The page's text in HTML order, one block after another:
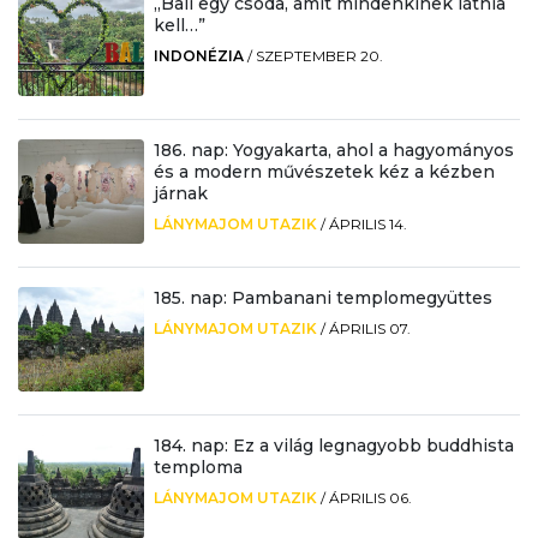
kell…”
INDONÉZIA / SZEPTEMBER 20.
186. nap: Yogyakarta, ahol a hagyományos
és a modern művészetek kéz a kézben
járnak
LÁNYMAJOM UTAZIK /ÁPRILIS 14.
185. nap: Pambanani templomegyüttes
LÁNYMAJOM UTAZIK /ÁPRILIS 07.
184. nap: Ez a világ legnagyobb buddhista
temploma
LÁNYMAJOM UTAZIK /ÁPRILIS 06.